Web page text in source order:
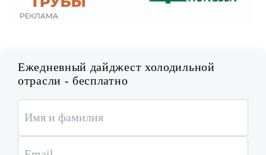
Ежедневный дайджест холодильной
отрасли - бесплатно